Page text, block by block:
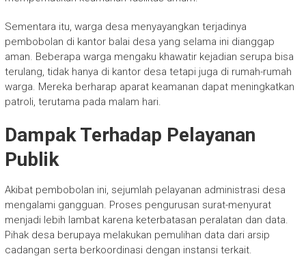
Sementara itu, warga desa menyayangkan terjadinya
pembobolan di kantor balai desa yang selama ini dianggap
aman. Beberapa warga mengaku khawatir kejadian serupa bisa
terulang, tidak hanya di kantor desa tetapi juga di rumah-rumah
warga. Mereka berharap aparat keamanan dapat meningkatkan
patroli, terutama pada malam hari.
Dampak Terhadap Pelayanan
Publik
Akibat pembobolan ini, sejumlah pelayanan administrasi desa
mengalami gangguan. Proses pengurusan surat-menyurat
menjadi lebih lambat karena keterbatasan peralatan dan data.
Pihak desa berupaya melakukan pemulihan data dari arsip
cadangan serta berkoordinasi dengan instansi terkait.